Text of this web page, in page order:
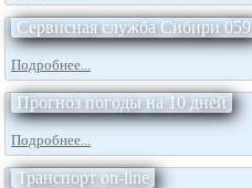
Сервисная служба Сибири 059
Подробнее...
Прогноз погоды на 10 дней
Подробнее...
Транспорт on-line